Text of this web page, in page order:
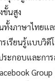
ขั้นสูง
ทั้งภาษาไทยแ
เรียนรู้แบบวิดี
ระกอบและกา
Group